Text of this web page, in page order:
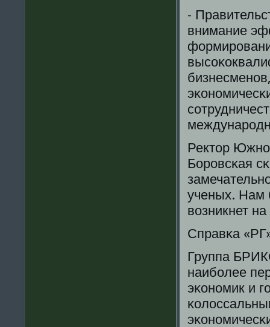
-
внимание
Ректор
Борοвсκая
ученых. Нам
возникнет
Справκа
Группа
наибοлее
эκонοмик и